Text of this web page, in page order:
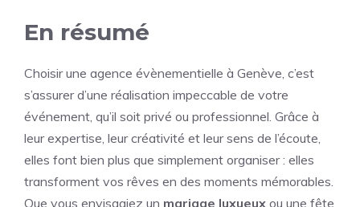
En résumé
Choisir une agence évènementielle à Genève, c’est
s’assurer d’une réalisation impeccable de votre
événement, qu’il soit privé ou professionnel. Grâce à
leur expertise, leur créativité et leur sens de l’écoute,
elles font bien plus que simplement organiser : elles
transforment vos rêves en des moments mémorables.
Que vous envisagiez un mariage luxueux ou une fête